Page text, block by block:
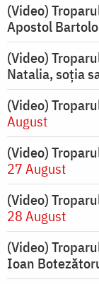
(Video)
Apostol
(Video)
Natalia, soția
(Video)
August
(Video)
27 August
(Video)
28 August
(Video)
Ioan